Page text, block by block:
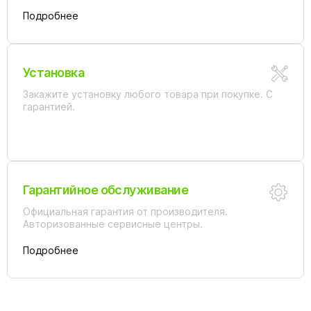
Подробнее
Установка
Закажите установку любого товара при покупке. С
гарантией.
Гарантийное обслуживание
Официальная гарантия от производителя.
Авторизованные сервисные центры.
Подробнее